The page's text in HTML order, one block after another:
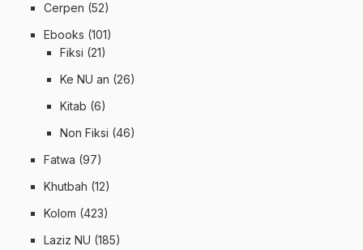
Cerpen (52)
Ebooks (101)
Fiksi (21)
Ke NU an (26)
Kitab (6)
Non Fiksi (46)
Fatwa (97)
Khutbah (12)
Kolom (423)
Laziz NU (185)